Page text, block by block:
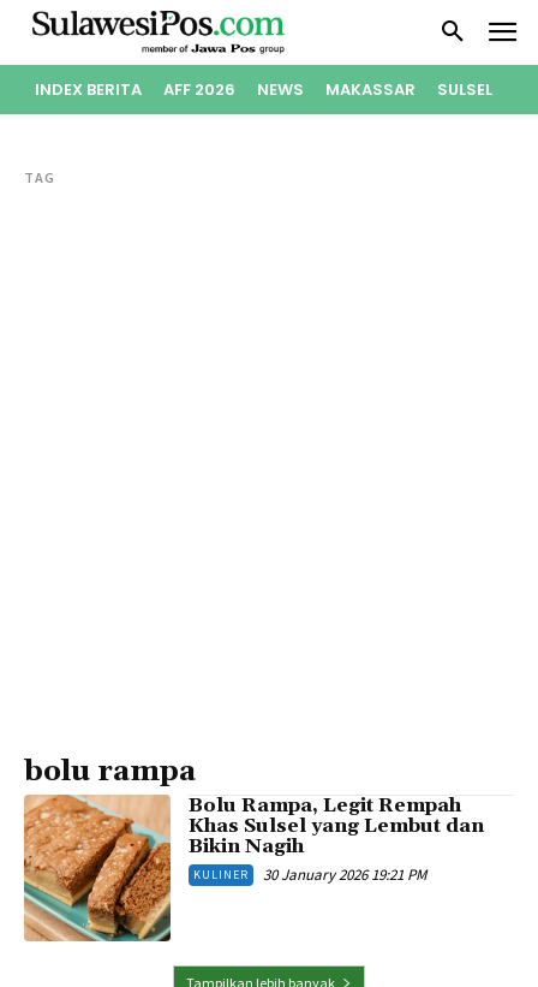
INDEX BERITA AFF 2026 NEWS MAKASSAR SULSEL
TAG
bolu rampa
Bolu Rampa, Legit Rempah
Khas Sulsel yang Lembut dan
Bikin Nagih
KULINER 30 January 2026 19:21 PM
Tampilkan lebih banyak